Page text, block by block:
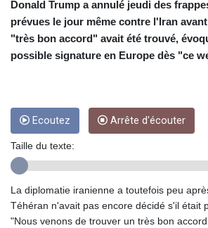
Donald Trump a annulé jeudi des
prévues le jour même contre l'Iran
"très bon accord" avait été trouvé,
possible signature en Europe dès "ce
Ecoutez Arrête d'écouter
Taille du texte:
La diplomatie iranienne a toutefois peu
Téhéran n'avait pas encore décidé s'il était
"Nous venons de trouver un très bon